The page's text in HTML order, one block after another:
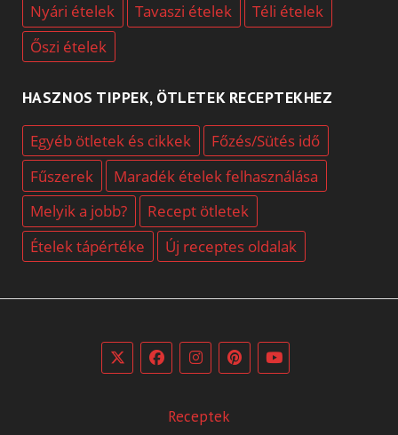
Nyári ételek Tavaszi ételek
Téli ételek
Őszi ételek
HASZNOS TIPPEK, ÖTLETEK RECEPTEKHEZ
Egyéb ötletek és cikkek
Főzés/Sütés idő
Fűszerek
Maradék ételek felhasználása
Melyik a jobb?
Recept ötletek
Ételek tápértéke
Új receptes oldalak
Receptek